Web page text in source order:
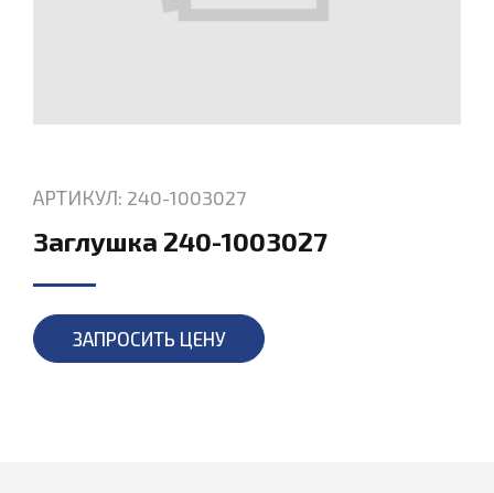
АРТИКУЛ: 240-1003027
Заглушка 240-1003027
ЗАПРОСИТЬ ЦЕНУ